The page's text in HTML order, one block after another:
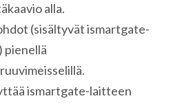
alla.
(sisältyvät ismartgate-
pienellä
ismartgate-laitteen